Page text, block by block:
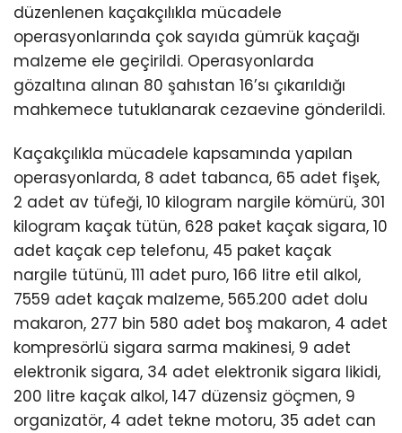
düzenlenen kaçakçılıkla mücadele
operasyonlarında çok sayıda gümrük kaçağı
malzeme ele geçirildi. Operasyonlarda
gözaltına alınan 80 şahıstan 16’sı çıkarıldığı
mahkemece tutuklanarak cezaevine gönderildi.
Kaçakçılıkla mücadele kapsamında yapılan
operasyonlarda, 8 adet tabanca, 65 adet fişek,
2 adet av tüfeği, 10 kilogram nargile kömürü, 301
kilogram kaçak tütün, 628 paket kaçak sigara, 10
adet kaçak cep telefonu, 45 paket kaçak
nargile tütünü, 111 adet puro, 166 litre etil alkol,
7559 adet kaçak malzeme, 565.200 adet dolu
makaron, 277 bin 580 adet boş makaron, 4 adet
kompresörlü sigara sarma makinesi, 9 adet
elektronik sigara, 34 adet elektronik sigara likidi,
200 litre kaçak alkol, 147 düzensiz göçmen, 9
organizatör, 4 adet tekne motoru, 35 adet can